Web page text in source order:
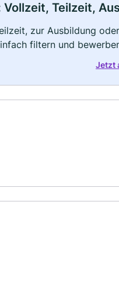
Teilzeit,
zur Ausbildung
filtern und
Jetzt